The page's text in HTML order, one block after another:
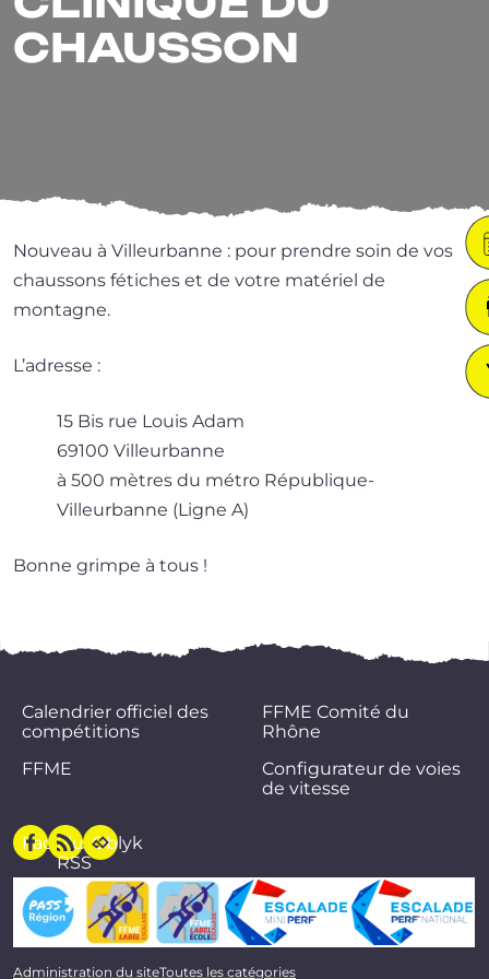
CHAUSSON
Nouveau à Villeurbanne : pour prendre soin de vos
chaus­sons fétiches et de votre maté­riel de
montagne.
L’adresse :
15 Bis rue Louis Adam
69100 Villeurbanne
à 500 mètres du métro République-
Villeurbanne (Ligne A)
Bonne grimpe à tous !
Calendrier officiel des
compétitions
FFME
FFME Comité du
Rhône
Configurateur de voies
de vitesse
Facebook
Flux
RSS
Oblyk
Administration du siteToutes les catégories